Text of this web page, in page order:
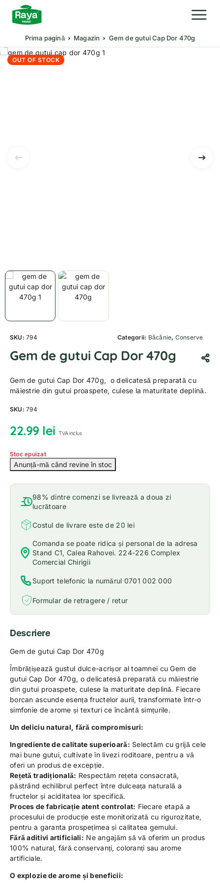
Prima pagină Magazin Gem de gutui Cap Dor 470g
OUT OF STOCK
SKU:794 Categorii: Băcănie, Conserve
Gem de gutui Cap Dor 470g
Gem de gutui Cap Dor 470g, o delicatesă preparată cu
măiestrie din gutui proaspete, culese la maturitate deplină.
SKU:794
22.99 lei TVA inclus
Stoc epuizat
98% dintre comenzi se livrează a doua zi
lucrătoare
Costul de livrare este de 20 lei
Comanda se poate ridica și personal de la adresa
Stand C1, Calea Rahovei. 224-226 Complex
Comercial Chirigii
Suport telefonic la numărul 0701 002 000
Formular de retragere / retur
Descriere
Gem de gutui Cap Dor 470g
Îmbrățișează gustul dulce-acrișor al toamnei cu Gem de
gutui Cap Dor 470g, o delicatesă preparată cu măiestrie
din gutui proaspete, culese la maturitate deplină. Fiecare
borcan ascunde esența fructelor aurii, transformate într-o
simfonie de arome și texturi ce încântă simțurile.
Un deliciu natural, fără compromisuri:
Ingrediente de calitate superioară: Selectăm cu grijă cele
mai bune gutui, cultivate în livezi roditoare, pentru a vă
oferi un produs de excepție.
Rețetă tradițională: Respectăm rețeta consacrată,
păstrând echilibrul perfect între dulceața naturală a
fructelor și aciditatea lor specifică.
Proces de fabricație atent controlat: Fiecare etapă a
procesului de producție este monitorizată cu rigurozitate,
pentru a garanta prospețimea și calitatea gemului.
Fără aditivi artificiali: Ne angajăm să vă oferim un produs
100% natural, fără conservanți, coloranți sau arome
artificiale.
O explozie de arome și beneficii: